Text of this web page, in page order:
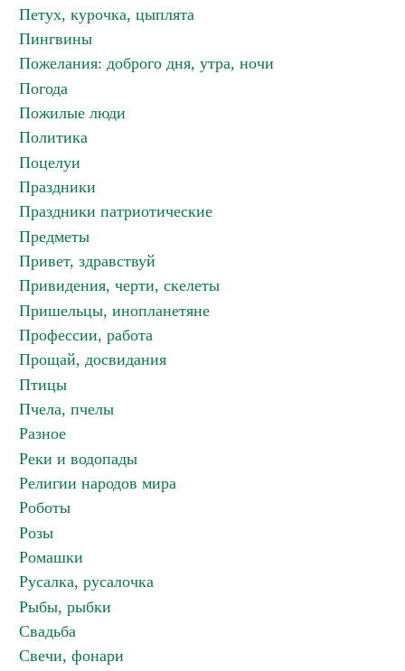
Петух, курочка, цыплята
Пингвины
Пожелания: доброго дня, утра, ночи
Погода
Пожилые люди
Политика
Поцелуи
Праздники
Праздники патриотические
Предметы
Привет, здравствуй
Привидения, черти, скелеты
Пришельцы, инопланетяне
Профессии, работа
Прощай, досвидания
Птицы
Пчела, пчелы
Разное
Реки и водопады
Религии народов мира
Роботы
Розы
Ромашки
Русалка, русалочка
Рыбы, рыбки
Свадьба
Свечи, фонари